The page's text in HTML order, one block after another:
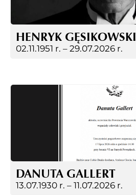
HENRYK GĘSIKOWSKI
02.11.1951 r. – 29.07.2026 r.
DANUTA GALLERT
13.07.1930 r. – 11.07.2026 r.